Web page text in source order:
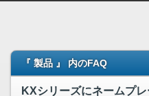
『 製品 』 内のFAQ
KXシリーズにネームプレ